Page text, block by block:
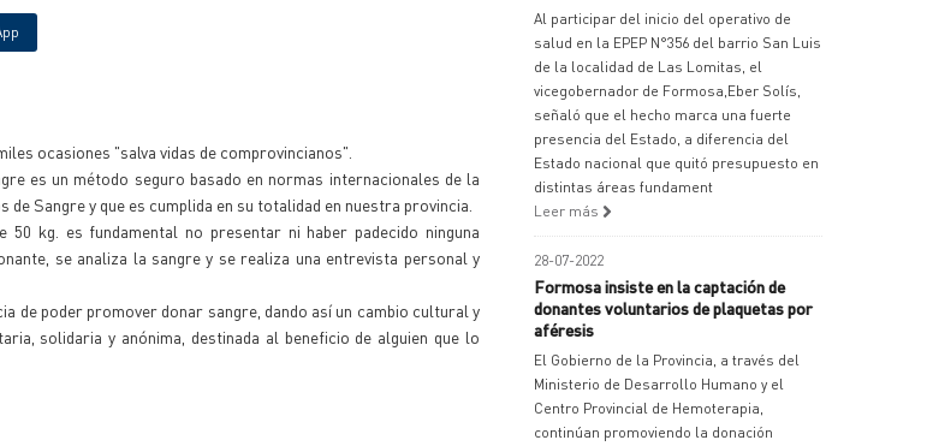
ocasiones "salva vidas de comprovincianos".
es un método seguro basado en normas internacionales de la
Sangre y que es cumplida en su totalidad en nuestra provincia.
kg. es fundamental no presentar ni haber padecido ninguna
se analiza la sangre y se realiza una entrevista personal y
de poder promover donar sangre, dando así un cambio cultural y
solidaria y anónima, destinada al beneficio de alguien que lo
Al participar del inicio del operativo de
salud en la EPEP N°356 del barrio San Luis
de la localidad de Las Lomitas, el
vicegobernador de Formosa,Eber Solís,
señaló que el hecho marca una fuerte
presencia del Estado, a diferencia del
Estado nacional que quitó presupuesto en
distintas áreas fundament
Leer más
28-07-2022
Formosa insiste en la captación de
donantes voluntarios de plaquetas por
aféresis
El Gobierno de la Provincia, a través del
Ministerio de Desarrollo Humano y el
Centro Provincial de Hemoterapia,
continúan promoviendo la donación